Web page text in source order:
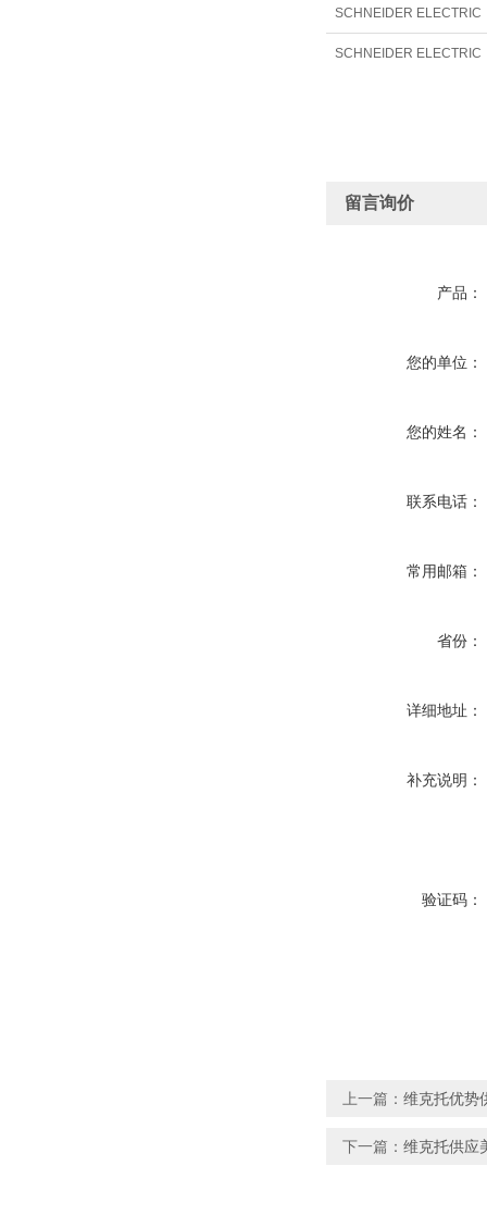
留言询价
产品：
您的单位：
您的姓名：
联系电话：
常用邮箱：
省份：
详细地址：
补充说明：
验证码：
上一篇： 维克托优势
下一篇： 维克托供应